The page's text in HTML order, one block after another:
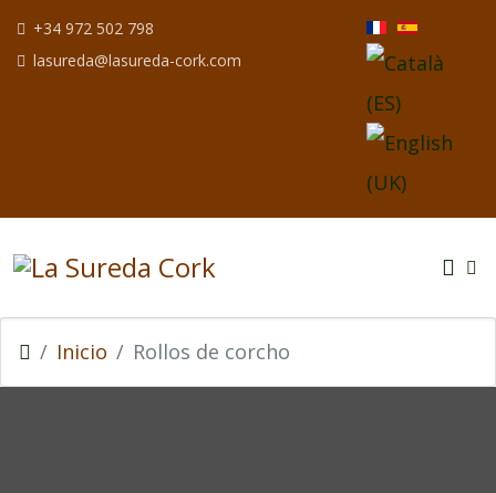
+34 972 502 798
lasureda@lasureda-cork.com
Seleccione su
Inicio Rollos de corcho